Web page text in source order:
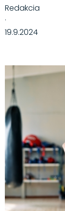
Redakcia
·
19.9.2024